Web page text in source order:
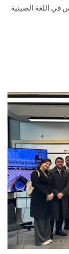
في اللغة الصينية